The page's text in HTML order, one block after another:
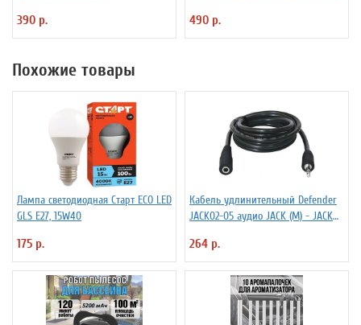
390 р. 490 р.
Похожие товары
Лампа светодиодная Старт ECO LED
GLS E27, 15W40
175 р.
Кабель удлинительный Defender
JACK02-05 аудио JACK (M) - JACK
264 р.